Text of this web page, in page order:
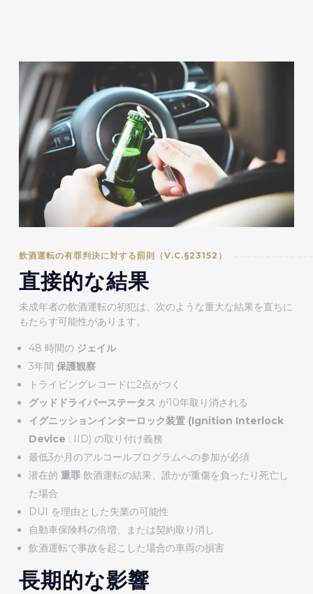
飲酒運転の有罪判決に対する罰則（V.C.§23152）
直接的な結果
未成年者の飲酒運転の初犯は、次のような重大な結果を直ちに
もたらす可能性があります。
48 時間の ジェイル
3年間 保護観察
トライビングレコードに2点がつく
グッドドライバーステータス が10年取り消される
イグニッションインターロック装置 (Ignition Interlock
Device : IID) の取り付け義務
最低3か月のアルコールプログラムへの参加が必須
潜在的 重罪飲酒運転の結果、誰かが重傷を負ったり死亡し
た場合
DUI を理由とした失業の可能性
自動車保険料の倍増、または契約取り消し
飲酒運転で事故を起こした場合の車両の損害
長期的な影響